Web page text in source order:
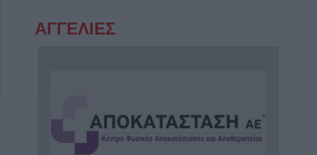
ΑΓΓΕΛΙΕΣ